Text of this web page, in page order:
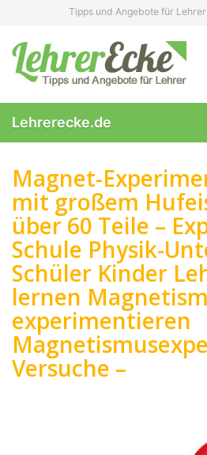
content
Tipps und Angebote für
Lehrerecke.de
Magnet-
mit großem
über 60 Teile –
Schule Physik-
Schüler Kinder
lernen
experimentieren
Versuche –